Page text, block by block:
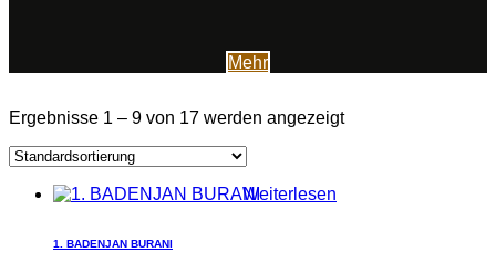
Mehr
Ergebnisse 1 – 9 von 17 werden angezeigt
Weiterlesen
1. BADENJAN BURANI